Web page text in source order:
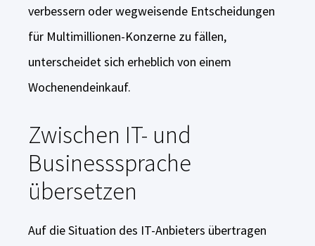
verbessern oder wegweisende Entscheidungen
für Multimillionen-Konzerne zu fällen,
unterscheidet sich erheblich von einem
Wochenendeinkauf.
Zwischen IT- und
Businesssprache
übersetzen
Auf die Situation des IT-Anbieters übertragen